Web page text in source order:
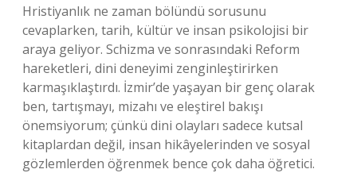
Hristiyanlık ne zaman bölündü sorusunu
cevaplarken, tarih, kültür ve insan psikolojisi bir
araya geliyor. Schizma ve sonrasındaki Reform
hareketleri, dini deneyimi zenginleştirirken
karmaşıklaştırdı. İzmir’de yaşayan bir genç olarak
ben, tartışmayı, mizahı ve eleştirel bakışı
önemsiyorum; çünkü dini olayları sadece kutsal
kitaplardan değil, insan hikâyelerinden ve sosyal
gözlemlerden öğrenmek bence çok daha öğretici.